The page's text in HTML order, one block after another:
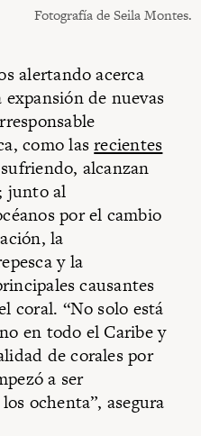
Fotografía de Seila Montes.
alertando acerca
de nuevas
como lasrecientes
alcanzan
junto al
por el cambio
la
y la
causantes
coral. “No solo está
en todo el Caribe y
de corales por
a ser
ochenta”, asegura